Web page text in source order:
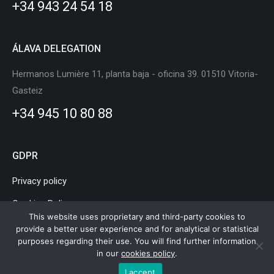
windowwindowwindowwindowwindow
+34 943 24 54 18
ÁLAVA DELEGATION
Hermanos Lumière 11, planta baja - oficina 39. 01510 Vitoria-
Gasteiz
+34 945 10 80 88
GDPR
Privacy policy
Cookies Policy
Legal Notice
This website uses proprietary and third-party cookies to
provide a better user experience and for analytical or statistical
purposes regarding their use. You will find further information
in our cookies policy.
I accept